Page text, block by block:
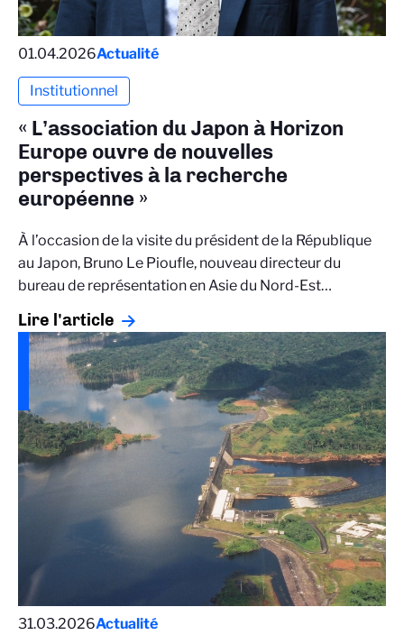
01.04.2026Actualité
Institutionnel
« L’association du Japon à Horizon
Europe ouvre de nouvelles
perspectives à la recherche
européenne »
À l’occasion de la visite du président de la République
au Japon, Bruno Le Pioufle, nouveau directeur du
bureau de représentation en Asie du Nord-Est…
Lire l'article
31.03.2026Actualité